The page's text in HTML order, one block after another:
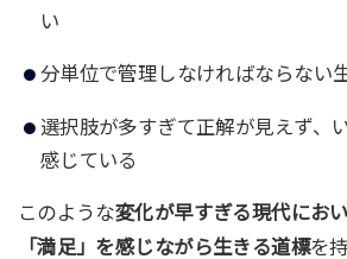
い
分単位で管理しなければならない
選択肢が多すぎて正解が見えず、
感じている
このような変化が早すぎる現代にお
「満足」を感じながら生きる道標を